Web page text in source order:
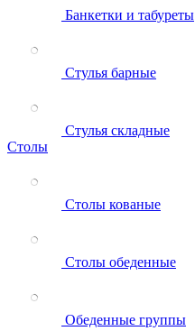
Банкетки и табуреты
Стулья барные
Стулья складные
Столы
Столы кованые
Столы обеденные
Обеденные группы